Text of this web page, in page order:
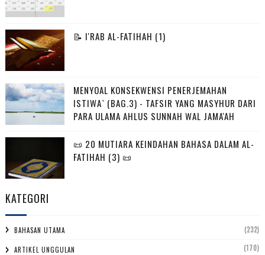
📝 I'RAB AL-FATIHAH (1)
MENYOAL KONSEKWENSI PENERJEMAHAN
ISTIWA` (BAG.3) - TAFSIR YANG MASYHUR DARI
PARA ULAMA AHLUS SUNNAH WAL JAMA'AH
📜 20 MUTIARA KEINDAHAN BAHASA DALAM AL-
FATIHAH (3) 📜
KATEGORI
BAHASAN UTAMA (232)
ARTIKEL UNGGULAN (170)